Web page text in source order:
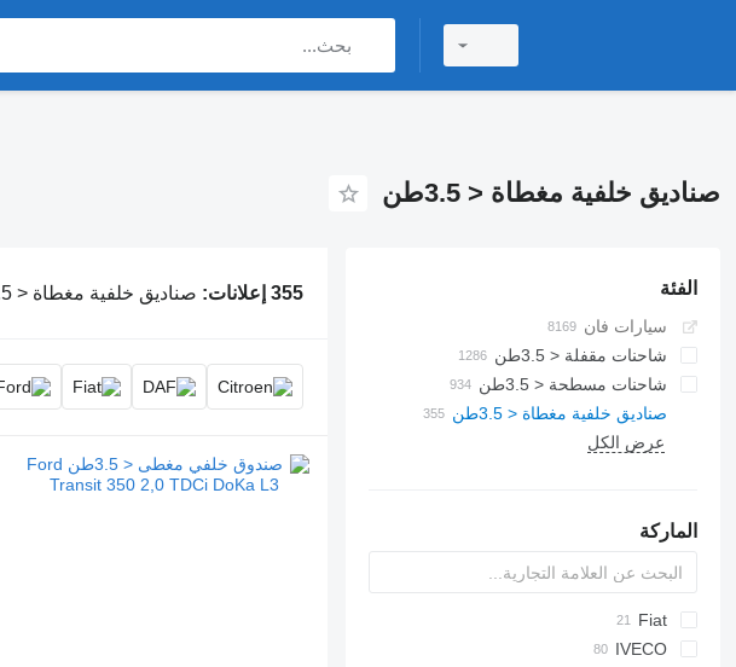
صناديق خلفية مغطاة < 3.5طن
الفئة
سيارات فان
شاحنات مقفلة < 3.5طن
شاحنات مسطحة < 3.5طن
صناديق خلفية مغطاة < 3.5طن
عرض الكل
الماركة
Jumper
aCarFiat
Ducato
L-series
BJ
IVECO
355 إعلانات: صناديق خلفية مغطاة < 3.5طن, شاحنة خفيفة قابلة للإمالة